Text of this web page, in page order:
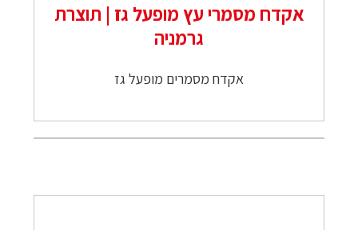
אקדח מסמרי עץ מופעל גז | תוצרת
גרמניה
אקדח מסמרים מופעל גז